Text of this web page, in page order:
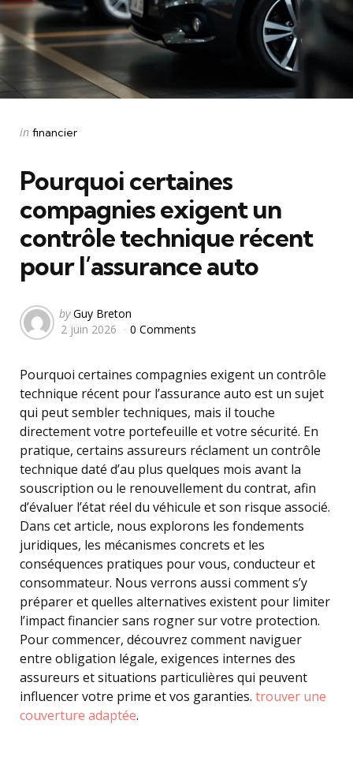
Categories
Posted
in financier
Pourquoi certaines
compagnies exigent un
contrôle technique récent
pour l’assurance auto
Posted
by
by Guy Breton
2 juin 2026
0 Comments
Pourquoi certaines compagnies exigent un contrôle
technique récent pour l’assurance auto est un sujet
qui peut sembler techniques, mais il touche
directement votre portefeuille et votre sécurité. En
pratique, certains assureurs réclament un contrôle
technique daté d’au plus quelques mois avant la
souscription ou le renouvellement du contrat, afin
d’évaluer l’état réel du véhicule et son risque associé.
Dans cet article, nous explorons les fondements
juridiques, les mécanismes concrets et les
conséquences pratiques pour vous, conducteur et
consommateur. Nous verrons aussi comment s’y
préparer et quelles alternatives existent pour limiter
l’impact financier sans rogner sur votre protection.
Pour commencer, découvrez comment naviguer
entre obligation légale, exigences internes des
assureurs et situations particulières qui peuvent
influencer votre prime et vos garanties. trouver une
couverture adaptée.